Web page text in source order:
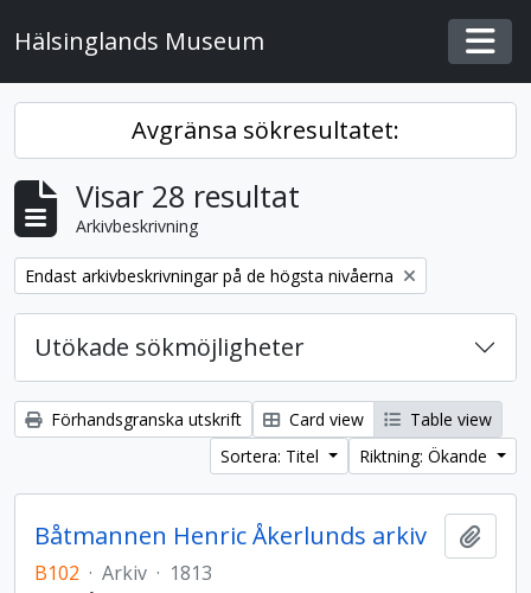
Hälsinglands Museum
Avgränsa sökresultatet:
Visar 28 resultat
Arkivbeskrivning
Remove filter:
Endast arkivbeskrivningar på de högsta nivåerna
Utökade sökmöjligheter
Förhandsgranska utskrift Card view
Table view
Sortera: Titel
Riktning: Ökande
Båtmannen Henric Åkerlunds arkiv
B102 · Arkiv · 1813